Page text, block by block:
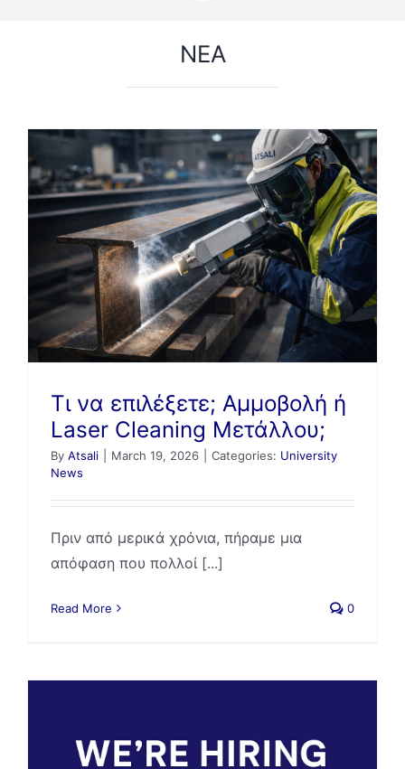
ΝΕΑ
Τι να επιλέξετε; Αμμοβολή ή
Laser Cleaning Μετάλλου;
By Atsali March 19, 2026 Categories: University
News
Πριν από μερικά χρόνια, πήραμε μια
απόφαση που πολλοί [...]
Read More 0